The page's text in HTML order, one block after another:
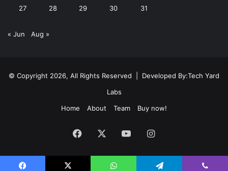
27 28 29 30 31
« Jun Aug »
© Copyright 2026, All Rights Reserved | Developed By:Tech Yard
Labs
Home
About Team Buy now!
Facebook YouTubeInstagram